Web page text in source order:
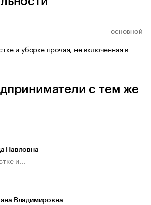
ОСНОВНОЙ
и уборке прочая, не включенная в
с тем же
Павловна
и...
Владимировна